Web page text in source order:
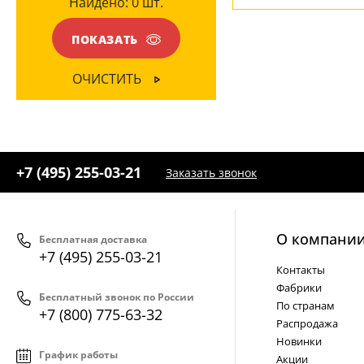
Желтый(1)
Никель(3)
ПОКАЗАТЬ
ОЧИСТИТЬ
+7 (495) 255-03-21 Заказать звонок
Бесплатная доставка
+7 (495) 255-03-21
Бесплатный звонок по России
+7 (800) 775-63-32
График работы
О
Контакты
Фабрики
По странам
Распродажа
Новинки
Акции